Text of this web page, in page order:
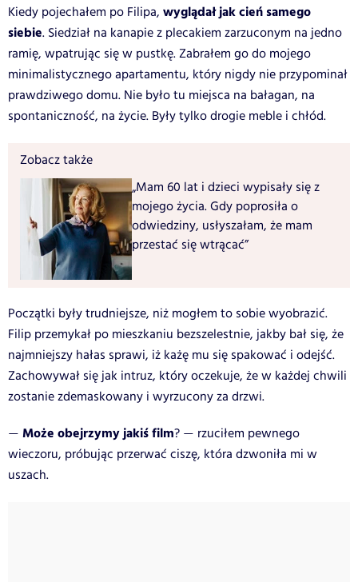
Kiedy pojechałem po Filipa, wyglądał jak cień samego
siebie. Siedział na kanapie z plecakiem zarzuconym na jedno
ramię, wpatrując się w pustkę. Zabrałem go do mojego
minimalistycznego apartamentu, który nigdy nie przypominał
prawdziwego domu. Nie było tu miejsca na bałagan, na
spontaniczność, na życie. Były tylko drogie meble i chłód.
Zobacz także
„Mam 60 lat i dzieci wypisały się z
mojego życia. Gdy poprosiła o
odwiedziny, usłyszałam, że mam
przestać się wtrącać”
Początki były trudniejsze, niż mogłem to sobie wyobrazić.
Filip przemykał po mieszkaniu bezszelestnie, jakby bał się, że
najmniejszy hałas sprawi, iż każę mu się spakować i odejść.
Zachowywał się jak intruz, który oczekuje, że w każdej chwili
zostanie zdemaskowany i wyrzucony za drzwi.
— Może obejrzymy jakiś film? — rzuciłem pewnego
wieczoru, próbując przerwać ciszę, która dzwoniła mi w
uszach.